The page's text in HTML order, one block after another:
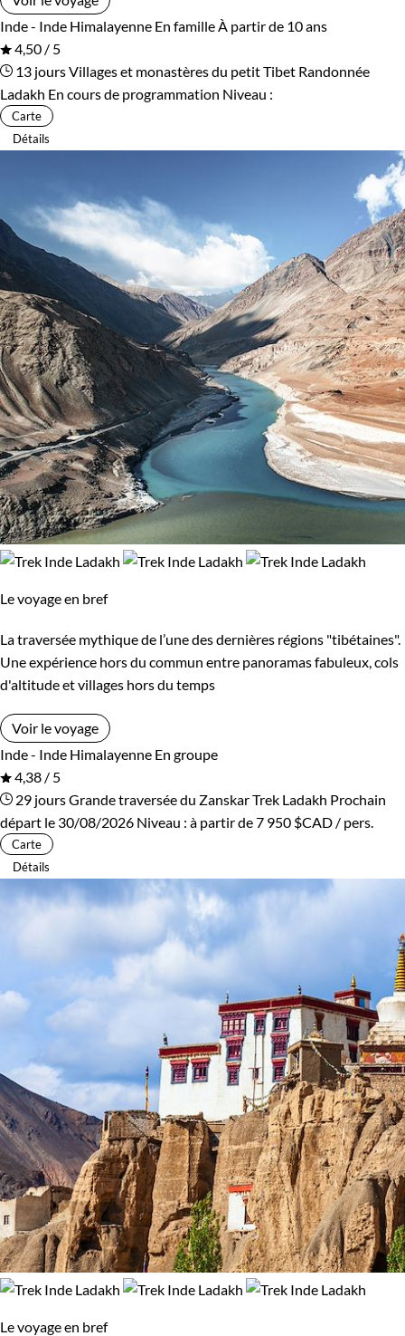
Inde - Inde Himalayenne En famille À partir de 10 ans
4,50 / 5
13 joursVillages et monastères du petit Tibet Randonnée
Ladakh En cours de programmation Niveau :
Carte
Détails
Le voyage en bref
La traversée mythique de l’une des dernières régions "tibétaines".
Une expérience hors du commun entre panoramas fabuleux, cols
d'altitude et villages hors du temps
Voir le voyage
Inde - Inde Himalayenne En groupe
4,38 / 5
29 joursGrande traversée du ZanskarTrek Ladakh Prochain
départ le 30/08/2026 Niveau : à partir de7 950 $CAD / pers.
Carte
Détails
Le voyage en bref